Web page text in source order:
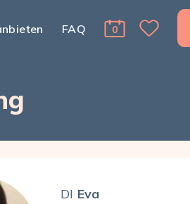
FAQ
cart Menu
0
Favorite
DI Eva